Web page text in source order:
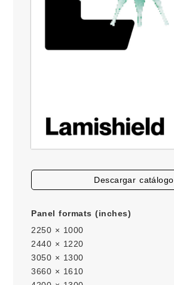
descargar catálogo
Panel formats (inches)
2250 × 1000
2440 × 1220
3050 × 1300
3660 × 1610